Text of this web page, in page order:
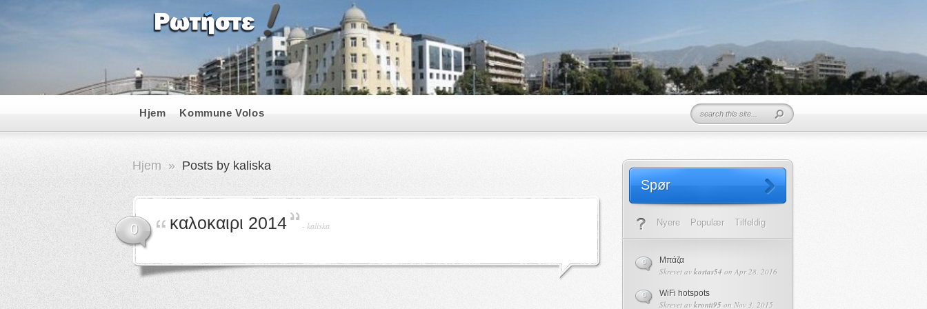
Hjem Kommune Volos
Hjem » Posts by kaliska
0 καλοκαιρι 2014 - kaliska
Spør
Nyere Populær Tilfeldig
Μπάζα
Skrevet av kostas54 on Apr 28, 2016
0
WiFi hotspots
Skrevet av kronti95 on Nov 3, 2015
0